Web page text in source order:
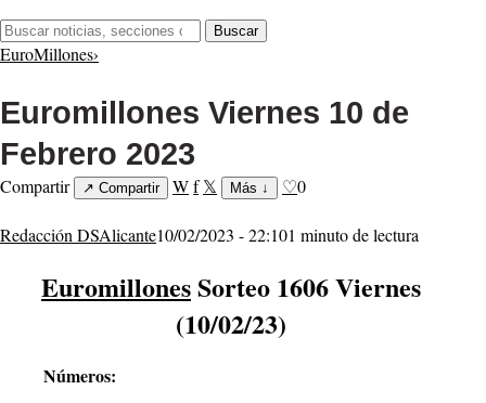
Buscar:
Buscar
EuroMillones›
Euromillones Viernes 10 de
Febrero 2023
Compartir ↗ Compartir Wf 𝕏 Más ↓ ♡0
Redacción DSAlicante10/02/2023 - 22:101 minuto de lectura
EuromillonesSorteo 1606 Viernes
(10/02/23)
Números: